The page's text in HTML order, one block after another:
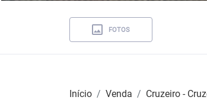
FOTOS
Início Venda Cruzeiro -